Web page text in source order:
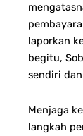
laporkan
begitu,
sendiri
Menjaga
langkah